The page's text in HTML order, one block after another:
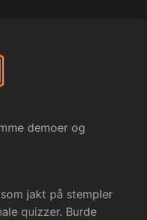
demoer og
jakt på stempler
quizzer. Burde